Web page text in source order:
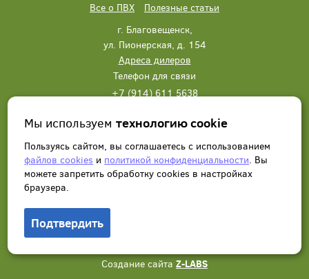
Все о ПВХ
Полезные статьи
г. Благовещенск,
ул. Пионерская, д. 154
Адреса дилеров
Телефон для связи
+7 (914) 611 5638
Написать нам Заказать звонок
Создание сайта Z-LABS
Мы используемтехнологию cookie
Пользуясь сайтом, вы соглашаетесь с использованием
файлов cookies и политикой конфиденциальности. Вы
можете запретить обработку сookies в настройках
браузера.
Подтвердить